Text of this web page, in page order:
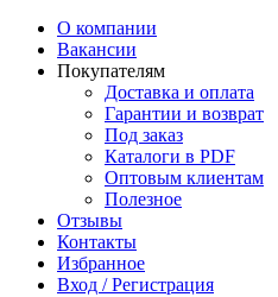
О компании
Вакансии
Покупателям
Доставка и оплата
Гарантии и возврат
Под заказ
Каталоги в PDF
Оптовым клиентам
Полезное
Отзывы
Контакты
Избранное
Вход / Регистрация